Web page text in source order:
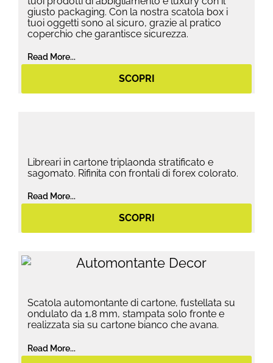
giusto packaging. Con la nostra scatola box i
tuoi oggetti sono al sicuro, grazie al pratico
coperchio che garantisce sicurezza.
Read More...
SCOPRI
Libreari in cartone triplaonda stratificato e
sagomato. Rifinita con frontali di forex colorato.
Read More...
SCOPRI
Scatola automontante di cartone, fustellata su
ondulato da 1,8 mm, stampata solo fronte e
realizzata sia su cartone bianco che avana.
Read More...